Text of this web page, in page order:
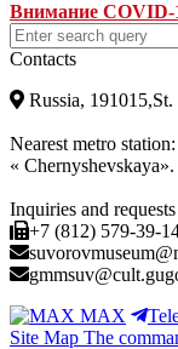
Внимание
Contacts
Russia,
Nearest metro station:
« Chernyshevskaya».
Inquiries and
+7 (812) 579-39-
MAX
Site Map The